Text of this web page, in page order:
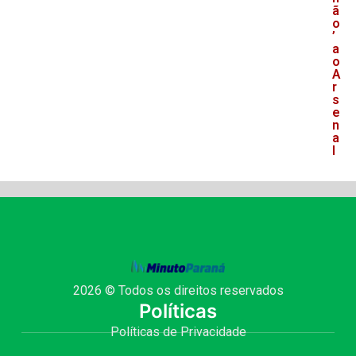
ã
o
’
a
o
A
r
s
e
n
a
l
2026 © Todos os direitos reservados
Políticas
Políticas de Privacidade